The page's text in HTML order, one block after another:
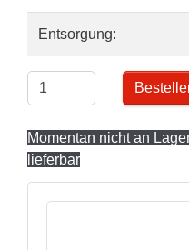
Entsorgung:
Momentan nicht an
lieferbar